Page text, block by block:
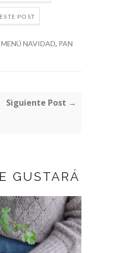
POST
MENÚ NAVIDAD, PAN
Siguiente Post →
GUSTARÁ